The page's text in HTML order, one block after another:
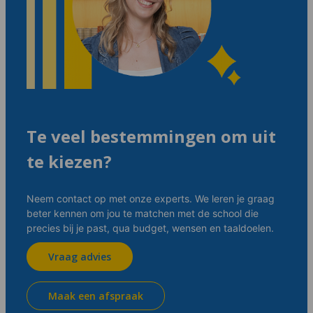
Te veel bestemmingen om uit
te kiezen?
Neem contact op met onze experts. We leren je graag
beter kennen om jou te matchen met de school die
precies bij je past, qua budget, wensen en taaldoelen.
Vraag advies
Maak een afspraak